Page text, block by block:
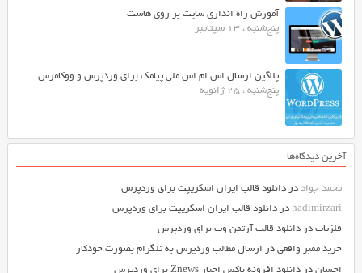
آموزش راه اندازی سایت بر روی هاست
پنج‌شنبه ، 13 سپتامبر
پلاگین ارسال اس ام اس ملی پیامک برای وردپرس و ووکامرس
پنج‌شنبه ، 25 ژانویه
آخرین دیدگاه‌ها
محمد جواددر دانلود قالب ایران اسکریپت برای وردپرس
hadimirzariدر دانلود قالب ایران اسکریپت برای وردپرس
فلزیابدر دانلود قالب آرتمن وب برای وردپرس
خرید ممبر واقعیدر ارسال مطالب وردپرس به تلگرام بصورت خودکار
احساندر دانلود افزونه باکس اخبار Znews برای وردپرس